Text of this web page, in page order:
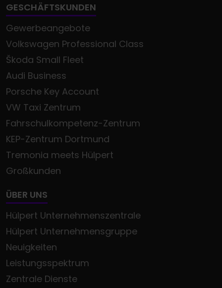
GESCHÄFTSKUNDEN
Gewerbeangebote
Volkswagen Professional Class
Škoda Small Fleet
Audi Business
Porsche Key Account
VW Taxi Zentrum
Fahrschulkompetenz-Zentrum
KEP-Zentrum Dortmund
Tremonia meets Hülpert
Großkunden
ÜBER UNS
Hülpert Unternehmenszentrale
Hülpert Unternehmensgruppe
Neuigkeiten
Leistungsspektrum
Zentrale Dienste